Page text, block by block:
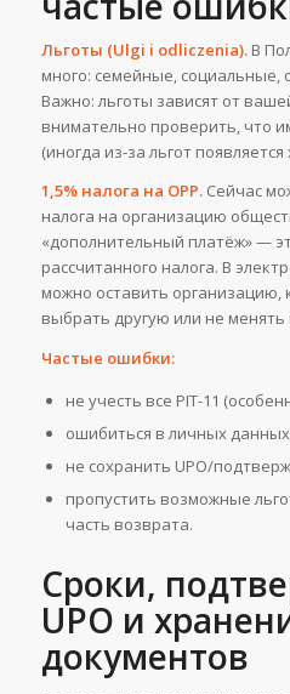
Льготы (Ulgi i odliczenia).В
много: семейные, социальные,
Важно: льготы зависят от
внимательно проверить, что
(иногда из-за льгот
1,5% налога на OPP.Сейчас
налога на организацию
«дополнительный платёж» —
рассчитанного налога. В
можно оставить
выбрать другую или не менять
Частые ошибки:
не учесть все PIT-11
ошибиться в личных данных
не сохранить UPO/
пропустить возможные
часть возврата.
Сроки,
UPO и
документов